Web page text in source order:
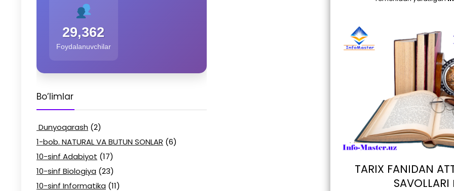
TARIX FANIDAN
29,362
Foydalanuvchilar
Bo’limlar
Dunyoqarash (2)
1-bob. NATURAL VA BUTUN SONLAR (6)
10-sinf Adabiyot (17)
10-sinf Biologiya (23)
10-sinf Informatika (11)